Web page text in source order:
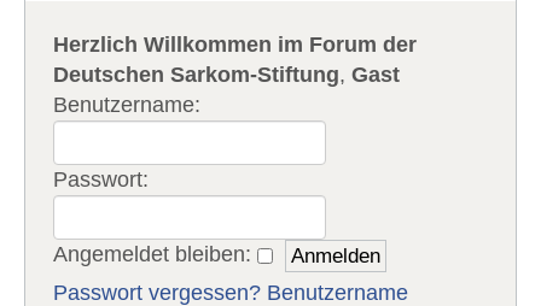
Herzlich Willkommen im Forum der
Deutschen Sarkom-Stiftung,Gast
Benutzername:
Passwort:
Angemeldet bleiben:
Passwort vergessen? Benutzername